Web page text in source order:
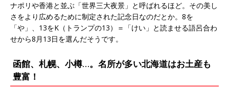
ナポリや香港と並ぶ「世界三大夜景」と呼ばれるほど。その美し
さをより広めるために制定された記念日なのだとか。8を
「や」、13をK（トランプの13）＝「けい」と読ませる語呂合わ
せから8月13日を選んだそうです。
函館、札幌、小樽…。名所が多い北海道はお土産も
豊富！